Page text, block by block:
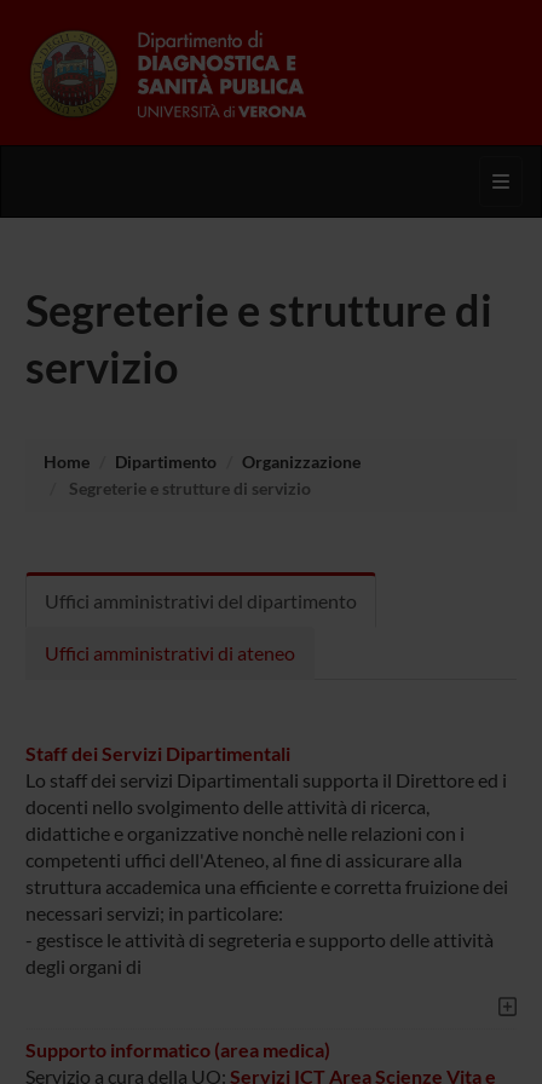
Segreterie e strutture di
servizio
Home Dipartimento
Organizzazione
Segreterie e strutture di servizio
Uffici amministrativi del dipartimento
Uffici amministrativi di ateneo
Staff dei Servizi Dipartimentali
Lo staff dei servizi Dipartimentali supporta il Direttore ed i
docenti nello svolgimento delle attività di ricerca,
didattiche e organizzative nonchè nelle relazioni con i
competenti uffici dell'Ateneo, al fine di assicurare alla
struttura accademica una efficiente e corretta fruizione dei
necessari servizi; in particolare:
- gestisce le attività di segreteria e supporto delle attività
degli organi di
Supporto informatico (area medica)
Servizio a cura della UO: Servizi ICT Area Scienze Vita e